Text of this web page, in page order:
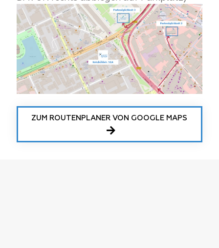
ZUM ROUTENPLANER VON GOOGLE MAPS